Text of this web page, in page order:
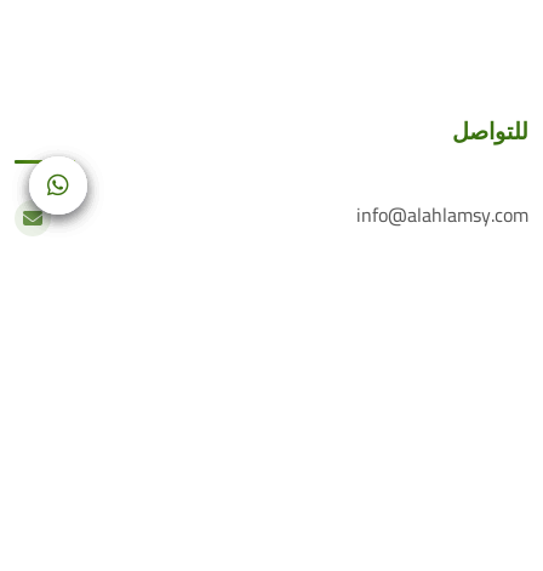
للتواصل
info@alahlamsy.com